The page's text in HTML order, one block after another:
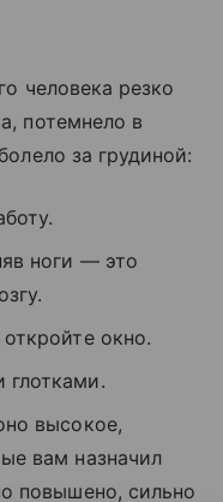
человека резко
потемнело в
за грудиной:
ноги — это
окно.
высокое,
вам назначил
повышено, сильно